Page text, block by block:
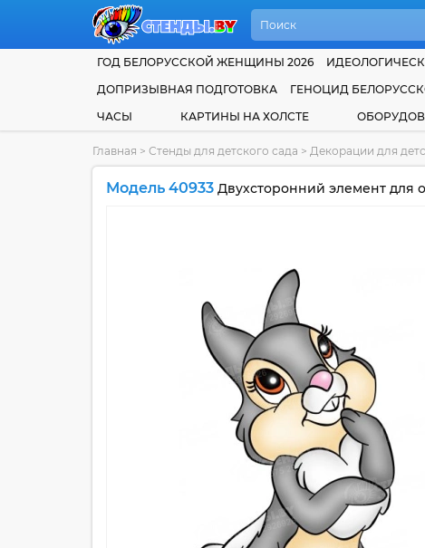
ГОД БЕЛОРУССКОЙ ЖЕНЩИНЫ 2026
ДОПРИЗЫВНАЯ ПОДГОТОВКА
ГЕНОЦИД
ЧАСЫ
КАРТИНЫ НА ХОЛСТЕ
Главная > Стенды для детского сада > Декорации для
Модель 40933 Двухсторонний элемент для